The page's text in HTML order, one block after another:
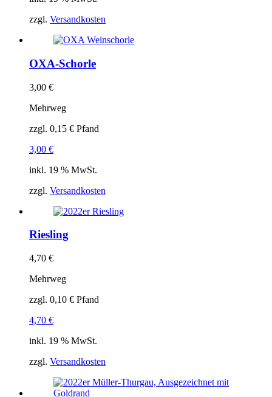
zzgl. Versandkosten
OXA-Schorle
3,00 €
Mehrweg
zzgl. 0,15 € Pfand
3,00 €
inkl. 19 % MwSt.
zzgl. Versandkosten
Riesling
4,70 €
Mehrweg
zzgl. 0,10 € Pfand
4,70 €
inkl. 19 % MwSt.
zzgl. Versandkosten